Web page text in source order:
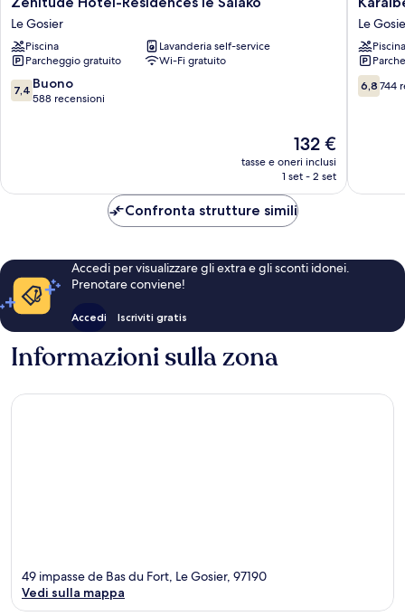
Hôtel-
Résidences
le
Salako
Le
Gosier
Le Gosier
Piscina
Lavanderia self-service
Parcheggio gratuito
Wi-Fi gratuito
7.4
su
7,4 Buono
588 recensioni
Il
prezzo
attuale
132 €
132 €
tasse e oneri inclusi
1 set - 2 set
Hotel
Le
Gosier
Le
Piscina
6.8
su
6,8 744
Confronta strutture simili
Accedi per visualizzare gli extra e gli sconti idonei.
Prenotare conviene!
Accedi Iscriviti gratis
Informazioni sulla zona
49 impasse de Bas du Fort, Le Gosier, 97190
Vedi sulla mappa